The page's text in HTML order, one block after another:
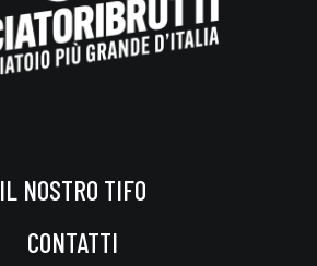
IL NOSTRO TIFO
CONTATTI